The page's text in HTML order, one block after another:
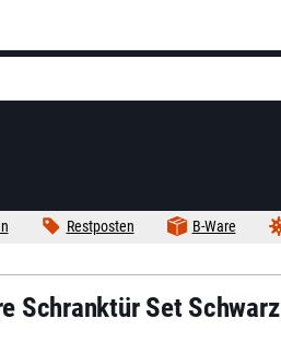
B-Ware
Restposten
Schranktür Set Schwarz